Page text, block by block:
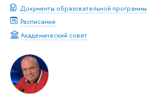
Документы образовательной программы
Расписание
Академический совет